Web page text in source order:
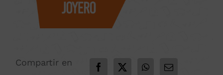
Compartir en